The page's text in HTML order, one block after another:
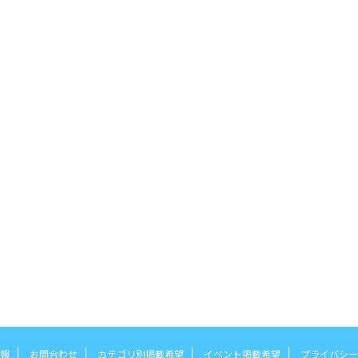
お問合わせ カテゴリ別掲載希望 イベント掲載希望 プライバシ